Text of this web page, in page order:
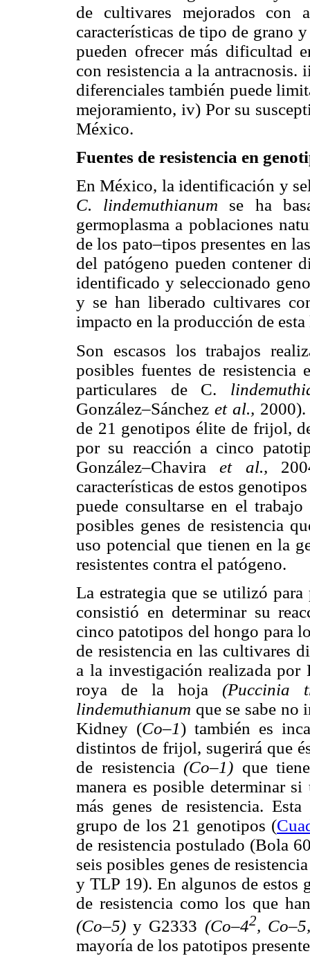
de cultivares mejorados con
características de tipo de grano
pueden ofrecer más dificultad
con resistencia a la
diferenciales también puede
mejoramiento, iv) Por su
México.
Fuentes de resistencia en
En México, la identificación y
C. lindemuthianum se ha
germoplasma a poblaciones
de los pato–tipos presentes en
del patógeno pueden contener
identificado y seleccionado
y se han liberado cultivares
impacto en la producción de
Son escasos los trabajos
posibles fuentes de
particulares de C.
González–Sánchez et al., 2000).
de 21 genotipos élite de frijol,
por su reacción a cinco
González–Chaviraet al.,
características de estos
puede consultarse en el
posibles genes de resistencia
uso potencial que tienen en la
resistentes contra el patógeno.
La estrategia que se utilizó
consistió en determinar su
cinco patotipos del hongo para
de resistencia en las cultivares
a la investigación realizada por
roya de la hoja (Puccinia
lindemuthianum que se sabe
Kidney (Co–1) también es
distintos de frijol, sugerirá que
de resistencia (Co–1) que
manera es posible determinar
más genes de resistencia.
grupo de los 21 genotipos (
de resistencia postulado (Bola
seis posibles genes de
y TLP 19). En algunos de estos
de resistencia como los que
(Co–5)y G2333 (Co–42,
mayoría de los patotipos